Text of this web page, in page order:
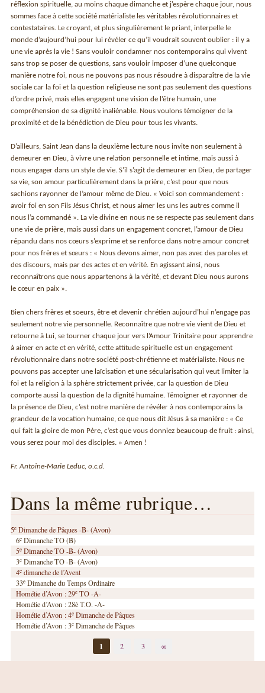
réflexion spirituelle, au moins chaque dimanche et j’espère chaque jour, nous
sommes face à cette société matérialiste les véritables révolutionnaires et
contestataires. Le croyant, et plus singulièrement le priant, interpelle le
monde d’aujourd’hui pour lui révéler ce qu’il voudrait souvent oublier : il y a
une vie après la vie ! Sans vouloir condamner nos contemporains qui vivent
sans trop se poser de questions, sans vouloir imposer d’une quelconque
manière notre foi, nous ne pouvons pas nous résoudre à disparaître de la vie
sociale car la foi et la question religieuse ne sont pas seulement des questions
d’ordre privé, mais elles engagent une vision de l’être humain, une
compréhension de sa dignité inaliénable. Nous voulons témoigner de la
proximité et de la bénédiction de Dieu pour tous les vivants.
D’ailleurs, Saint Jean dans la deuxième lecture nous invite non seulement à
demeurer en Dieu, à vivre une relation personnelle et intime, mais aussi à
nous engager dans un style de vie. S’il s’agit de demeurer en Dieu, de partager
sa vie, son amour particulièrement dans la prière, c’est pour que nous
sachions rayonner de l’amour même de Dieu. « Voici son commandement :
avoir foi en son Fils Jésus Christ, et nous aimer les uns les autres comme il
nous l’a commandé ». La vie divine en nous ne se respecte pas seulement dans
une vie de prière, mais aussi dans un engagement concret, l’amour de Dieu
répandu dans nos cœurs s’exprime et se renforce dans notre amour concret
pour nos frères et sœurs : « Nous devons aimer, non pas avec des paroles et
des discours, mais par des actes et en vérité. En agissant ainsi, nous
reconnaîtrons que nous appartenons à la vérité, et devant Dieu nous aurons
le cœur en paix ».
Bien chers frères et soeurs, être et devenir chrétien aujourd’hui n’engage pas
seulement notre vie personnelle. Reconnaître que notre vie vient de Dieu et
retourne à Lui, se tourner chaque jour vers l’Amour Trinitaire pour apprendre
à aimer en acte et en vérité, cette attitude spirituelle est un engagement
révolutionnaire dans notre société post-chrétienne et matérialiste. Nous ne
pouvons pas accepter une laïcisation et une sécularisation qui veut limiter la
foi et la religion à la sphère strictement privée, car la question de Dieu
comporte aussi la question de la dignité humaine. Témoigner et rayonner de
la présence de Dieu, c’est notre manière de révéler à nos contemporains la
grandeur de la vocation humaine, ce que nous dit Jésus à sa manière : « Ce
qui fait la gloire de mon Père, c’est que vous donniez beaucoup de fruit : ainsi,
vous serez pour moi des disciples. » Amen !
Fr. Antoine-Marie Leduc, o.c.d.
Dans la même rubrique…
5e Dimanche de Pâques -B- (Avon)
6e Dimanche TO (B)
5e Dimanche TO -B- (Avon)
3e Dimanche TO -B- (Avon)
4e dimanche de l’Avent
33e Dimanche du Temps Ordinaire
Homélie d’Avon : 29e TO -A-
Homélie d’Avon : 28è T.O. -A-
Homélie d’Avon : 4e Dimanche de Pâques
Homélie d’Avon : 3e Dimanche de Pâques
1 2 3 ∞